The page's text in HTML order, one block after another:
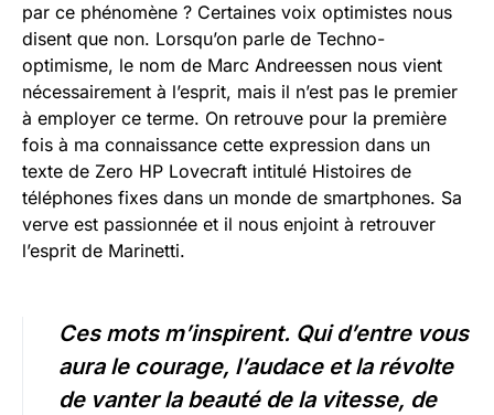
par ce phénomène ? Certaines voix optimistes nous
disent que non. Lorsqu’on parle de Techno-
optimisme, le nom de Marc Andreessen nous vient
nécessairement à l’esprit, mais il n’est pas le premier
à employer ce terme. On retrouve pour la première
fois à ma connaissance cette expression dans un
texte de Zero HP Lovecraft intitulé Histoires de
téléphones fixes dans un monde de smartphones. Sa
verve est passionnée et il nous enjoint à retrouver
l’esprit de Marinetti.
Ces mots m’inspirent. Qui d’entre vous
aura le courage, l’audace et la révolte
de vanter la beauté de la vitesse, de